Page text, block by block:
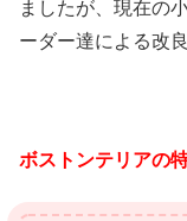
ましたが、現在の
ーダー達による改
ボストンテリアの